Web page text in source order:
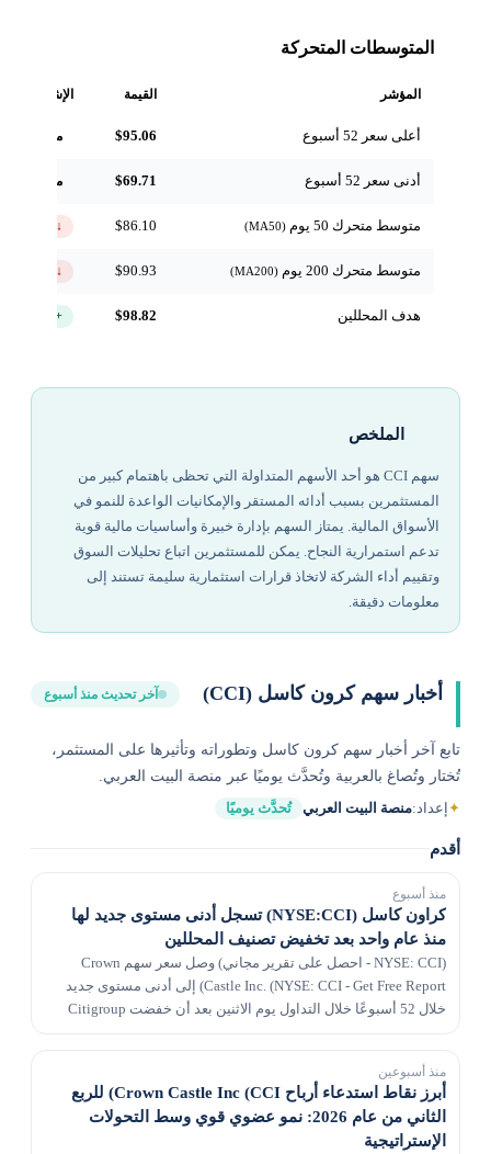
المتوسطات المتحركة
المؤشر القيمة الإشارة
أعلى سعر 52 أسبوع $95.06 مرجعي
أدنى سعر 52 أسبوع $69.71 مرجعي
متوسط متحرك 50 يوم $86.10 ↓ تحت
متوسط متحرك 200 يوم $90.93 ↓ تحت
هدف المحللين $98.82
+29.9%
الملخص
سهم CCI هو أحد الأسهم المتداولة التي تحظى باهتمام كبير من
المستثمرين بسبب أدائه المستقر والإمكانيات الواعدة للنمو في
الأسواق المالية. يمتاز السهم بإدارة خبيرة وأساسيات مالية قوية
تدعم استمرارية النجاح. يمكن للمستثمرين اتباع تحليلات السوق
وتقييم أداء الشركة لاتخاذ قرارات استثمارية سليمة تستند إلى
معلومات دقيقة.
أخبار سهم كرون كاسل (CCI) آخر تحديث منذ أسبوع
تابع آخر أخبار سهم كرون كاسل وتطوراته وتأثيرها على المستثمر،
تُختار وتُصاغ بالعربية وتُحدَّث يوميًا عبر منصة البيت العربي.
✦إعداد: منصة البيت العربي تُحدَّث يوميًا
أقدم
منذ أسبوع
كراون كاسل (NYSE:CCI) تسجل أدنى مستوى جديد لها
منذ عام واحد بعد تخفيض تصنيف المحللين
(NYSE: CCI - احصل على تقرير مجاني) وصل سعر سهم Crown
Castle Inc. (NYSE: CCI - Get Free Report) إلى أدنى مستوى جديد
خلال 52 أسبوعًا خلال التداول يوم الاثنين بعد أن خفضت Citigroup
منذ أسبوعين
أبرز نقاط استدعاء أرباح Crown Castle Inc (CCI) للربع
الثاني من عام 2026: نمو عضوي قوي وسط التحولات
الإستراتيجية